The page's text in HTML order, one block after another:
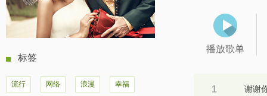
标签
流行 网络 浪漫 幸福
播放歌单
1 谢谢